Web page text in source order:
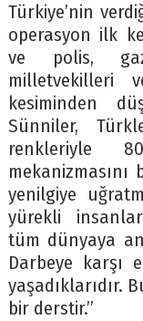
Türkiye’nin
operasyon ilk
ve polis,
milletvekilleri
kesiminden
Sünniler,
renkleriyle
yenilgiye
yürekli
tüm dünyaya
Darbeye karşı
yaşadıklarıdır.
bir derstir.’’